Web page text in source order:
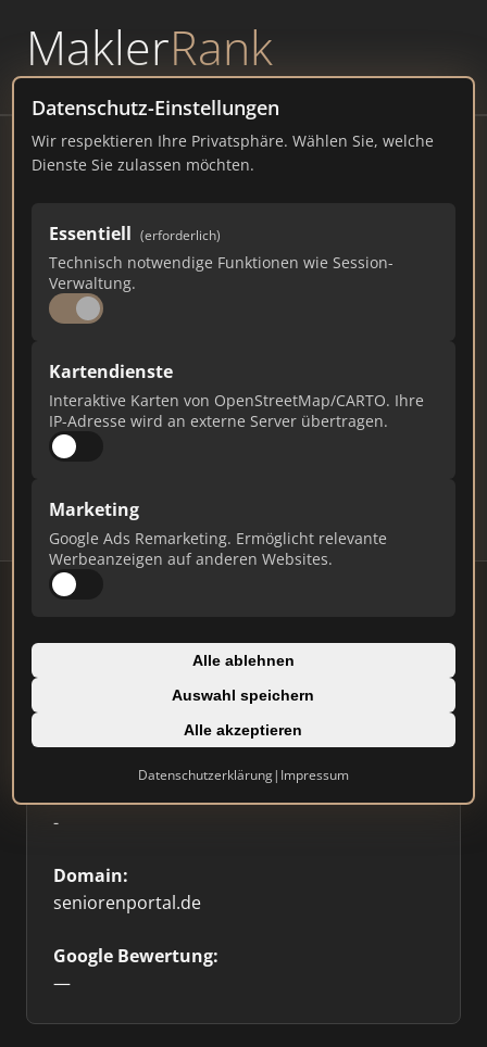
MaklerRank
powered byWAVEPOINT
Datenschutz-Einstellungen
Wir respektieren Ihre Privatsphäre. Wählen Sie, welche
Dienste Sie zulassen möchten.
Essentiell (erforderlich)
Technisch notwendige Funktionen wie Session-
Verwaltung.
Kartendienste
Interaktive Karten von OpenStreetMap/CARTO. Ihre
IP-Adresse wird an externe Server übertragen.
Marketing
Google Ads Remarketing. Ermöglicht relevante
Werbeanzeigen auf anderen Websites.
Alle ablehnen
Auswahl speichern
Alle akzeptieren
Datenschutzerklärung| Impressum
Seniorenportal
48 3 1
Ist das Ihr Unternehmen?
Verifizieren Sie Ihr Profil, bearbeiten Sie Ihre
Daten und erhalten Sie monatliche Ranking-
Updates.
Sonstige
-
Domain:
seniorenportal.de
Google Bewertung:
—